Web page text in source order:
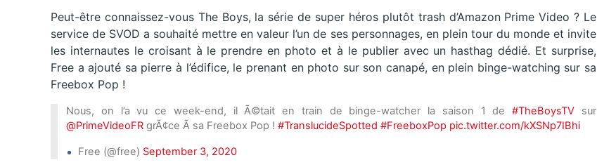
Peut-être connaissez-vous The Boys, la série de super héros plutôt trash d’Amazon Prime Video ? Le
service de SVOD a souhaité mettre en valeur l’un de ses personnages, en plein tour du monde et invite
les internautes le croisant à le prendre en photo et à le publier avec un hasthag dédié. Et surprise,
Free a ajouté sa pierre à l’édifice, le prenant en photo sur son canapé, en plein binge-watching sur sa
Freebox Pop !
Nous, on l’a vu ce week-end, il Ã©tait en train de binge-watcher la saison 1 de#TheBoysTV sur
@PrimeVideoFR grÃ¢ce Ã sa Freebox Pop ! #TranslucideSpotted #FreeboxPop pic.twitter.com/kXSNp7IBhi
Free (@free) September 3, 2020